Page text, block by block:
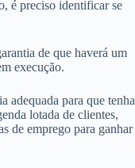
é preciso identificar se
de que haverá um
execução.
adequada para que tenha
lotada de clientes,
de emprego para ganhar